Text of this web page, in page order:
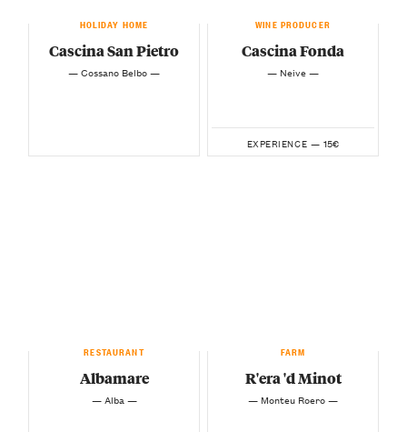
HOLIDAY HOME
Cascina San Pietro
— Cossano Belbo —
WINE PRODUCER
Cascina Fonda
— Neive —
EXPERIENCE — 15€
RESTAURANT
Albamare
— Alba —
FARM
R'era 'd Minot
— Monteu Roero —